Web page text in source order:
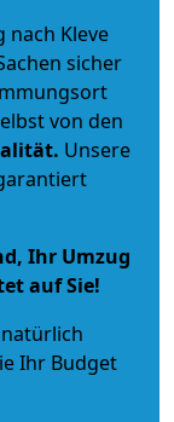
nach Kleve
sicher
von den
. Unsere
Ihr Umzug
auf Sie!
Ihr Budget